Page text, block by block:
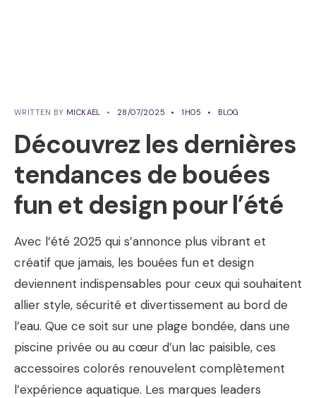
WRITTEN BY MICKAEL • 28/07/2025 • 1H05 • BLOG
Découvrez les dernières
tendances de bouées
fun et design pour l’été
Avec l’été 2025 qui s’annonce plus vibrant et
créatif que jamais, les bouées fun et design
deviennent indispensables pour ceux qui souhaitent
allier style, sécurité et divertissement au bord de
l’eau. Que ce soit sur une plage bondée, dans une
piscine privée ou au cœur d’un lac paisible, ces
accessoires colorés renouvelent complètement
l’expérience aquatique. Les marques leaders